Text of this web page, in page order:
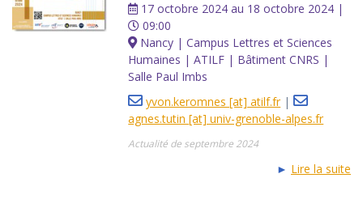
17 octobre 2024 au 18 octobre 2024 |
09:00
Nancy | Campus Lettres et Sciences
Humaines | ATILF | Bâtiment CNRS |
Salle Paul Imbs
yvon.keromnes [at] atilf.fr|
agnes.tutin [at] univ-grenoble-alpes.fr
Actualité de septembre 2024
► Lire la suite